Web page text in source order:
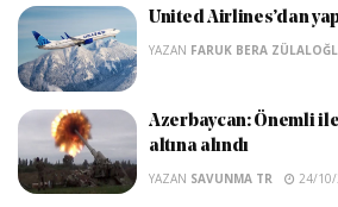
United Airlines’dan
YAZAN FARUK BERA
Azerbaycan: Önemli
altına alındı
YAZAN SAVUNMA TR 24/